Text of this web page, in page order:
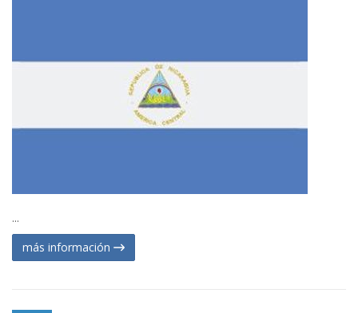
...
más información